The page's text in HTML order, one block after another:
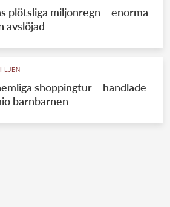
plötsliga miljonregn – enorma
avslöjad
shoppingtur – handlade
barnbarnen